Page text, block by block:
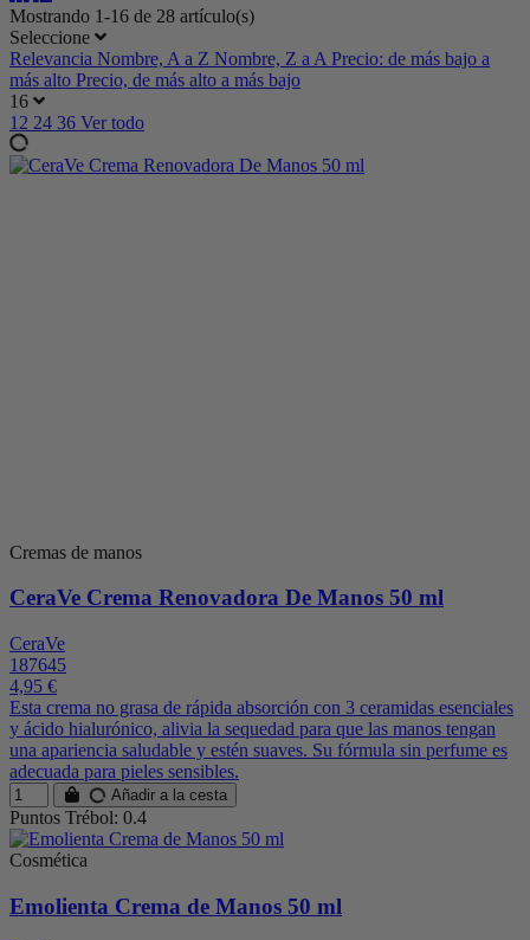
Mostrando 1-16 de 28 artículo(s)
Seleccione
Relevancia Nombre, A a Z Nombre, Z a A Precio: de más bajo a
más alto Precio, de más alto a más bajo
16
12 24 36 Ver todo
Cremas de manos
CeraVe Crema Renovadora De Manos 50 ml
CeraVe
187645
4,95 €
Esta crema no grasa de rápida absorción con 3 ceramidas esenciales
y ácido hialurónico, alivia la sequedad para que las manos tengan
una apariencia saludable y estén suaves. Su fórmula sin perfume es
adecuada para pieles sensibles.
Añadir a la cesta
Puntos Trébol: 0.4
Cosmética
Emolienta Crema de Manos 50 ml